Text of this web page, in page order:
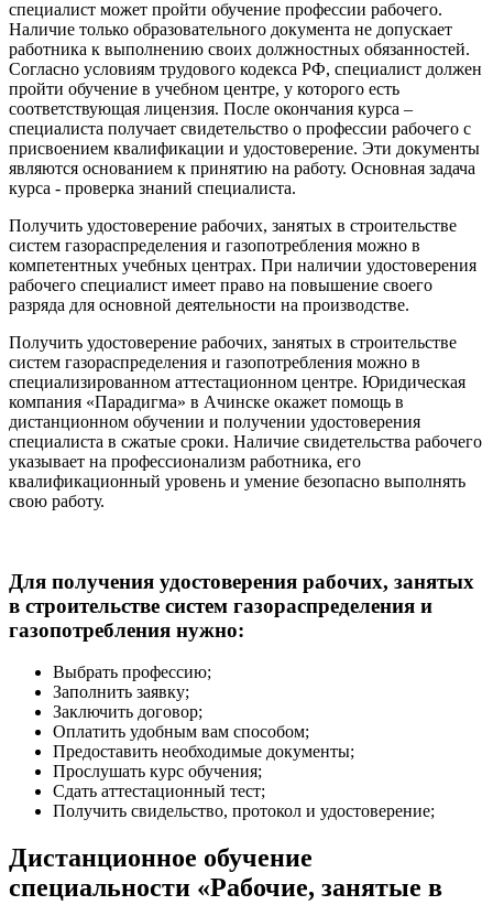
специалист может пройти обучение профессии рабочего.
Наличие только образовательного документа не допускает
работника к выполнению своих должностных обязанностей.
Согласно условиям трудового кодекса РФ, специалист должен
пройти обучение в учебном центре, у которого есть
соответствующая лицензия. После окончания курса –
специалиста получает свидетельство о профессии рабочего с
присвоением квалификации и удостоверение. Эти документы
являются основанием к принятию на работу. Основная задача
курса - проверка знаний специалиста.
Получить удостоверение рабочих, занятых в строительстве
систем газораспределения и газопотребления можно в
компетентных учебных центрах. При наличии удостоверения
рабочего специалист имеет право на повышение своего
разряда для основной деятельности на производстве.
Получить удостоверение рабочих, занятых в строительстве
систем газораспределения и газопотребления можно в
специализированном аттестационном центре. Юридическая
компания «Парадигма» в Ачинске окажет помощь в
дистанционном обучении и получении удостоверения
специалиста в сжатые сроки. Наличие свидетельства рабочего
указывает на профессионализм работника, его
квалификационный уровень и умение безопасно выполнять
свою работу.
Для получения удостоверения рабочих, занятых
в строительстве систем газораспределения и
газопотребления нужно:
Выбрать профессию;
Заполнить заявку;
Заключить договор;
Оплатить удобным вам способом;
Предоставить необходимые документы;
Прослушать курс обучения;
Сдать аттестационный тест;
Получить свидельство, протокол и удостоверение;
Дистанционное обучение
специальности «Рабочие, занятые в